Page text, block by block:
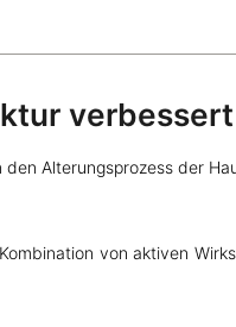
Alterungsprozess der
von aktiven